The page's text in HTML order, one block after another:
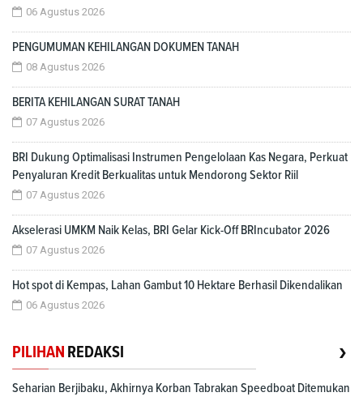
06 Agustus 2026
PENGUMUMAN KEHILANGAN DOKUMEN TANAH
08 Agustus 2026
BERITA KEHILANGAN SURAT TANAH
07 Agustus 2026
BRI Dukung Optimalisasi Instrumen Pengelolaan Kas Negara, Perkuat
Penyaluran Kredit Berkualitas untuk Mendorong Sektor Riil
07 Agustus 2026
Akselerasi UMKM Naik Kelas, BRI Gelar Kick-Off BRIncubator 2026
07 Agustus 2026
Hot spot di Kempas, Lahan Gambut 10 Hektare Berhasil Dikendalikan
06 Agustus 2026
PILIHAN REDAKSI ›
Seharian Berjibaku, Akhirnya Korban Tabrakan Speedboat Ditemukan